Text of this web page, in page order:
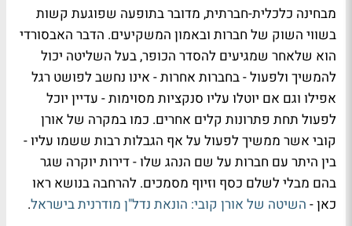
מבחינה כלכלית-חברתית, מדובר בתופעה שפוגעת קשות
בשווי השוק של חברות ובאמון המשקיעים. הדבר האבסורדי
הוא שלאחר שמגיעים להסדר הכופר, בעל השליטה יכול
להמשיך ולפעול - בחברות אחרות - אינו נחשב לפושט רגל
אפילו וגם אם יוטלו עליו סנקציות מסוימות - עדיין יוכל
לפעול תחת פתרונות קלים אחרים. כמו במקרה של אורן
קובי אשר ממשיך לפעול על אף הגבלות רבות ששמו עליו -
בין היתר עם חברות על שם הנהג שלו - דירות יוקרה שגר
בהם מבלי לשלם כסף וזיוף מסמכים. להרחבה בנושא ראו
כאן - השיטה של אורן קובי: הונאת נדל"ן מודרנית בישראל.